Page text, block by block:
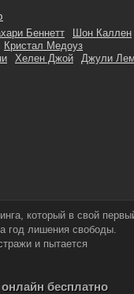
Беннетт
Шон Каллен
Кристал Медоуз
Хелен Джой Джули
который в свой
год лишения свободы.
и пытается
бесплатно